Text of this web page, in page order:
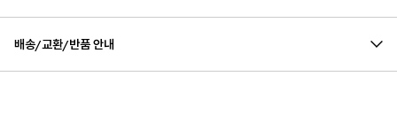
배송/교환/반품 안내